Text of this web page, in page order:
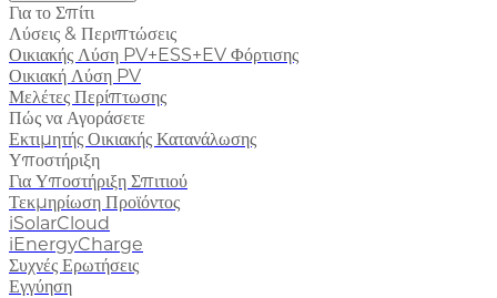
Για το Σπίτι
Λύσεις & Περιπτώσεις
Οικιακής Λύση PV+ESS+EV Φόρτισης
Οικιακή Λύση PV
Μελέτες Περίπτωσης
Πώς να Αγοράσετε
Εκτιμητής Οικιακής Κατανάλωσης
Υποστήριξη
Για Υποστήριξη Σπιτιού
Τεκμηρίωση Προϊόντος
iSolarCloud
iEnergyCharge
Συχνές Ερωτήσεις
Εγγύηση